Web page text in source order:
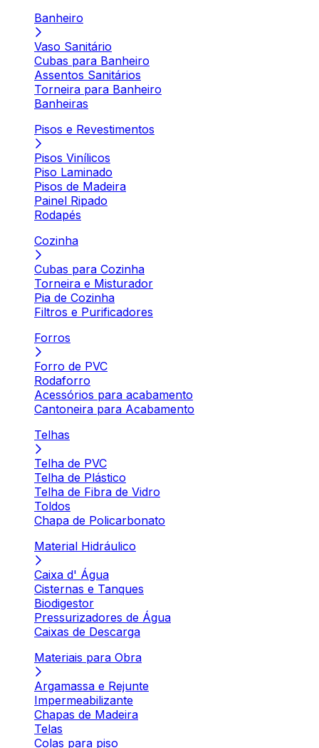
Banheiro
Vaso Sanitário
Cubas para Banheiro
Assentos Sanitários
Torneira para Banheiro
Banheiras
Pisos e Revestimentos
Pisos Vinílicos
Piso Laminado
Pisos de Madeira
Painel Ripado
Rodapés
Cozinha
Cubas para Cozinha
Torneira e Misturador
Pia de Cozinha
Filtros e Purificadores
Forros
Forro de PVC
Rodaforro
Acessórios para acabamento
Cantoneira para Acabamento
Telhas
Telha de PVC
Telha de Plástico
Telha de Fibra de Vidro
Toldos
Chapa de Policarbonato
Material Hidráulico
Caixa d' Água
Cisternas e Tanques
Biodigestor
Pressurizadores de Água
Caixas de Descarga
Materiais para Obra
Argamassa e Rejunte
Impermeabilizante
Chapas de Madeira
Telas
Colas para piso